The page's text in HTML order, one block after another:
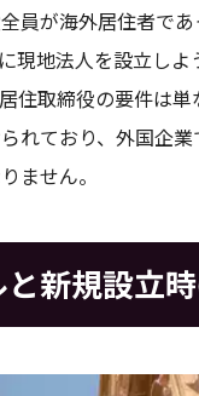
員が海外居住者で
現地法人を設立し
住取締役の要件は
れており、外国企
ません。
新規設立